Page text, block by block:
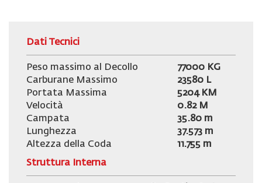
Dati Tecnici
Peso massimo al Decollo 77000 KG
Carburane Massimo
23580 L
Portata Massima
5204 KM
Velocità
0.82 M
Campata
35.80 m
Lunghezza
37.573 m
Altezza della Coda
11.755 m
Struttura Interna